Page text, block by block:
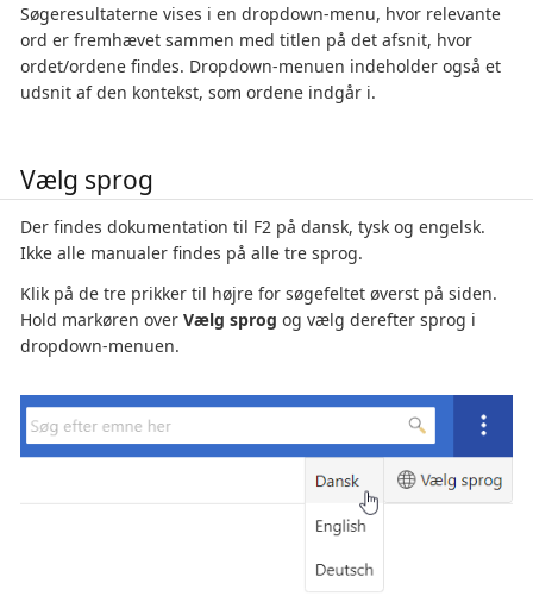
Søgeresultaterne vises i en dropdown-menu, hvor relevante
ord er fremhævet sammen med titlen på det afsnit, hvor
ordet/ordene findes. Dropdown-menuen indeholder også et
udsnit af den kontekst, som ordene indgår i.
Vælg sprog
Der findes dokumentation til F2 på dansk, tysk og engelsk.
Ikke alle manualer findes på alle tre sprog.
Klik på de tre prikker til højre for søgefeltet øverst på siden.
Hold markøren over Vælg sprog og vælg derefter sprog i
dropdown-menuen.